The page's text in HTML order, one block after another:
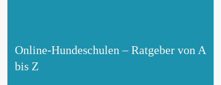
Online-Hundeschulen – Ratgeber von A
bis Z